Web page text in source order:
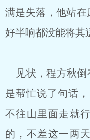
满是失落，他站在
好半响都没能将其
见状，程方秋倒
是帮忙说了句话
不往山里面走就
的，不差这一两